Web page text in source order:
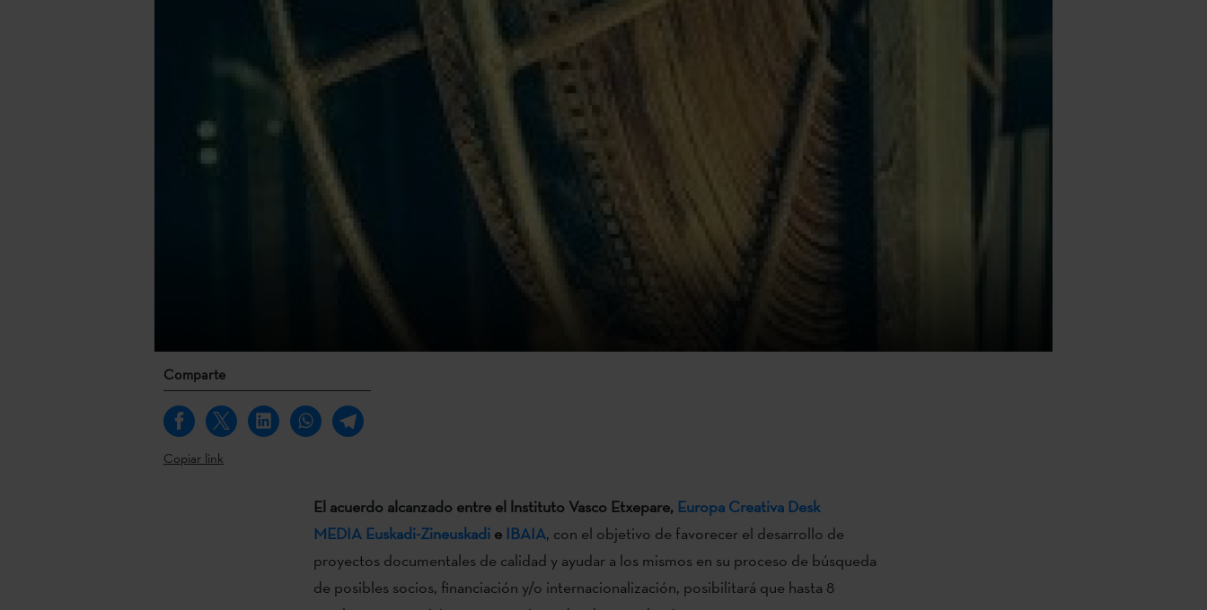
Comparte
Copiar link
El acuerdo alcanzado entre el lnstituto Vasco Etxepare, Europa Creativa Desk
MEDIA Euskadi-Zineuskadie IBAIA, con el objetivo de favorecer el desarrollo de
proyectos documentales de calidad y ayudar a los mismos en su proceso de búsqueda
de posibles socios, financiación y/o internacionalización, posibilitará que hasta 8